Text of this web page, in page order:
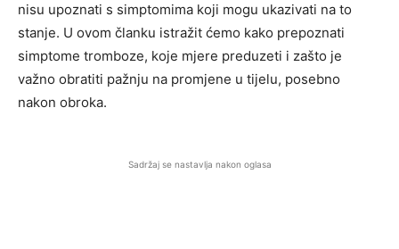
nisu upoznati s simptomima koji mogu ukazivati na to
stanje. U ovom članku istražit ćemo kako prepoznati
simptome tromboze, koje mjere preduzeti i zašto je
važno obratiti pažnju na promjene u tijelu, posebno
nakon obroka.
Sadržaj se nastavlja nakon oglasa